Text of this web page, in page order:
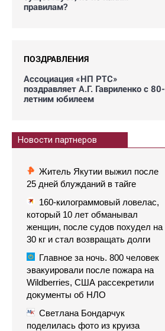
правилам?
ПОЗДРАВЛЕНИЯ
Ассоциация «НП РТС»
поздравляет А.Г. Гавриленко с 80-
летним юбилеем
Новости партнеров
Житель Якутии выжил после
25 дней блужданий в тайге
160-килограммовый ловелас,
который 10 лет обманывал
женщин, после судов похудел на
30 кг и стал возвращать долги
Главное за ночь. 800 человек
эвакуировали после пожара на
Wildberries, США рассекретили
документы об НЛО
Светлана Бондарчук
поделилась фото из круиза